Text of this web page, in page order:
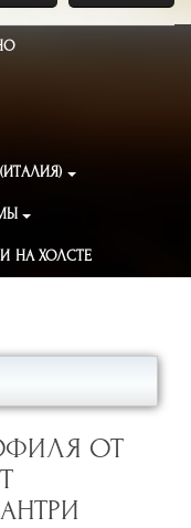
НА ХОЛСТЕ
ОТ